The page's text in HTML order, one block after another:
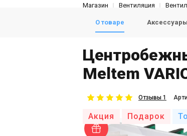
Магазин Вентиляция
О товаре Аксессуары
Meltem
Отзывы 1
Акция Подарок